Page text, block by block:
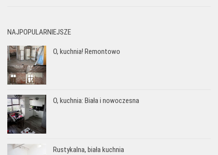
NAJPOPULARNIEJSZE
O, kuchnia! Remontowo
O, kuchnia: Biała i nowoczesna
Rustykalna, biała kuchnia